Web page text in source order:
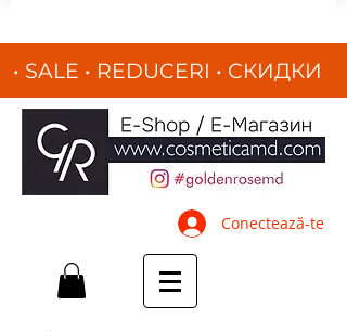
• SALE • REDUCERI • СКИДКИ
•
Conectează-te